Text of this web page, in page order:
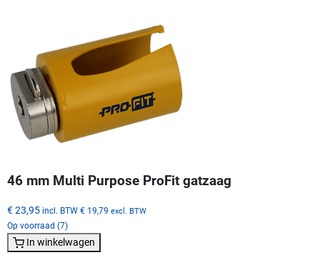
46 mm Multi Purpose ProFit gatzaag
€ 23,95 incl. BTW € 19,79 excl. BTW
Op voorraad (7)
In winkelwagen